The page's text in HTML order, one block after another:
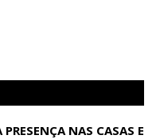
NAS CASAS E